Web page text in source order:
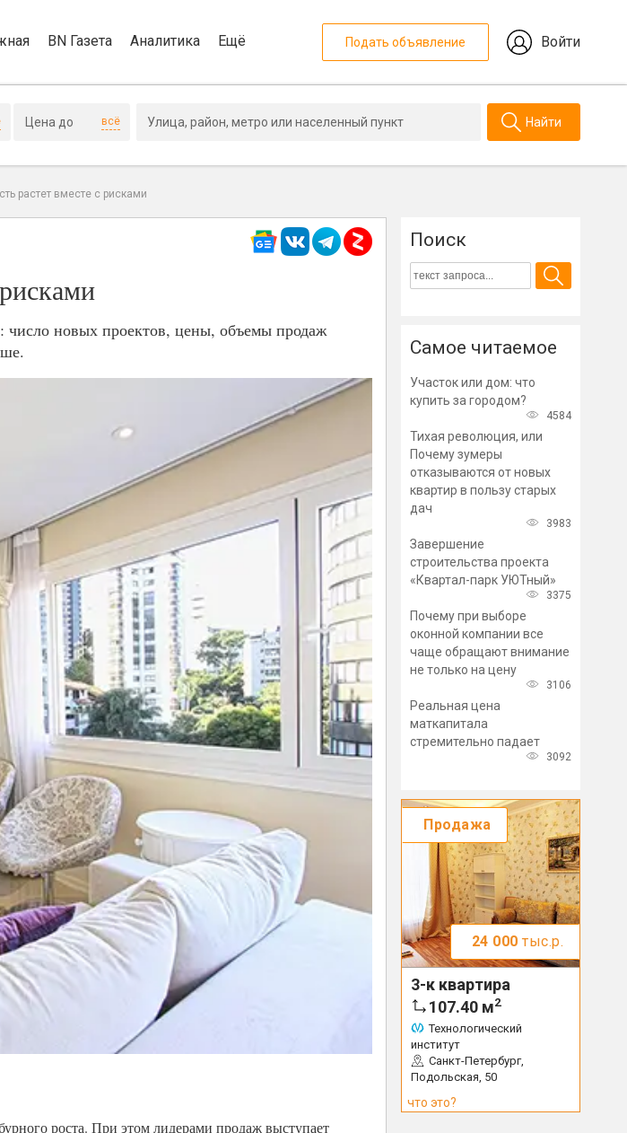
BN Газета Аналитика Ещё Подать объявление Войти
всё Найти
растет вместе с рисками
число новых проектов, цены, объемы продаж
роста. При этом лидерами продаж выступает
Поиск
Самое читаемое
Участок или дом: что
купить за городом?
4584
Тихая революция, или
Почему зумеры
отказываются от новых
квартир в пользу старых
дач
3983
Завершение
строительства проекта
«Квартал-парк УЮТный»
3375
Почему при выборе
оконной компании все
чаще обращают внимание
не только на цену
3106
Реальная цена
маткапитала
стремительно падает
3092
Продажа
24 000 тыс.р.
3-к квартира
107.40 м2
Технологический
институт
Санкт-Петербург,
Подольская, 50
что это?